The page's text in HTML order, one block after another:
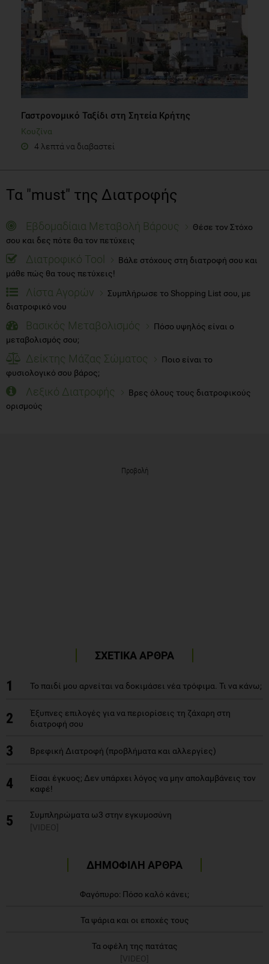
Γαστρονομικό Ταξίδι στη Σητεία Κρήτης
Κουζίνα
4 λεπτά να διαβαστεί
Τα "must" της Διατροφής
Εβδομαδίαια Μεταβολή Βάρους
Θέσε τον Στόχο
σου και δες πότε θα τον πετύχεις
Διατροφικό Tool
Βάλε στόχους στη διατροφή σου και
μάθε πώς θα τους πετύχεις!
Λίστα Αγορών
Συμπλήρωσε το Shopping List σου, με
διατροφικό νου
Βασικός Μεταβολισμός
Πόσο υψηλός είναι ο
μεταβολισμός σου;
Δείκτης Μάζας Σώματος
Ποιο είναι το
φυσιολογικό σου βάρος;
Λεξικό Διατροφής
Βρες όλους τους διατροφικούς
ορισμούς
Προβολή
ΣΧΕΤΙΚΑ ΑΡΘΡΑ
1 Το παιδί μου αρνείται να δοκιμάσει νέα τρόφιμα. Τι να κάνω;
2
Έξυπνες επιλογές για να περιορίσεις τη ζάχαρη στη
διατροφή σου
3 Βρεφική Διατροφή (προβλήματα και αλλεργίες)
4
Είσαι έγκυος; Δεν υπάρχει λόγος να μην απολαμβάνεις τον
καφέ!
5
Συμπληρώματα ω3 στην εγκυμοσύνη
[VIDEO]
ΔΗΜΟΦΙΛΗ ΑΡΘΡΑ
Φαγόπυρο: Πόσο καλό κάνει;
Τα ψάρια και οι εποχές τους
Τα οφέλη της πατάτας
[VIDEO]